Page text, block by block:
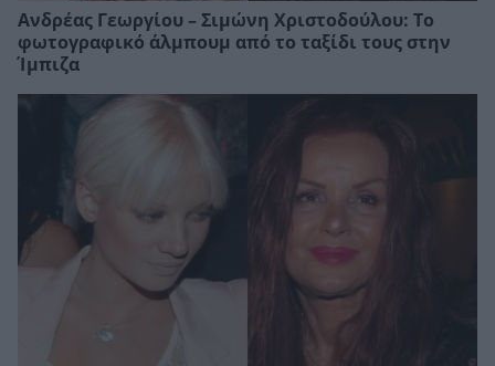
Ανδρέας Γεωργίου – Σιμώνη Χριστοδούλου: Το
φωτογραφικό άλμπουμ από το ταξίδι τους στην
Ίμπιζα